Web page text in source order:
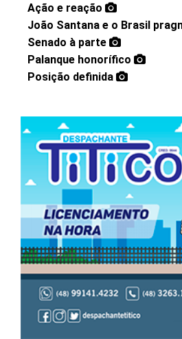
Ação e reação
João Santana e o Brasil
Senado à parte
Palanque honorífico
Posição definida